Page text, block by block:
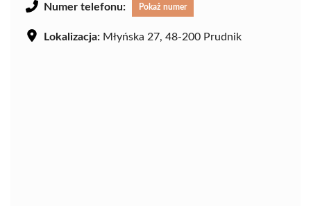
Numer telefonu: Pokaż numer
Lokalizacja: Młyńska 27, 48-200 Prudnik